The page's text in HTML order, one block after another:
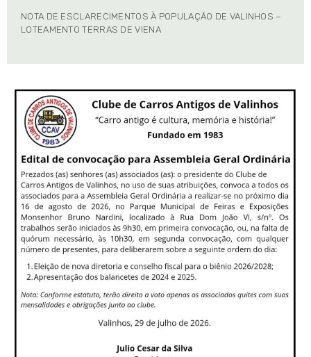
NOTA DE ESCLARECIMENTOS À POPULAÇÃO DE VALINHOS –
LOTEAMENTO TERRAS DE VIENA